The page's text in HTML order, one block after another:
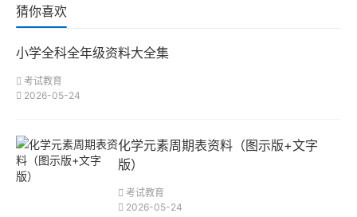
猜你喜欢
小学全科全年级资料大全集
考试教育
2026-05-24
化学元素周期表资料（图示版+文字
版）
考试教育
2026-05-24